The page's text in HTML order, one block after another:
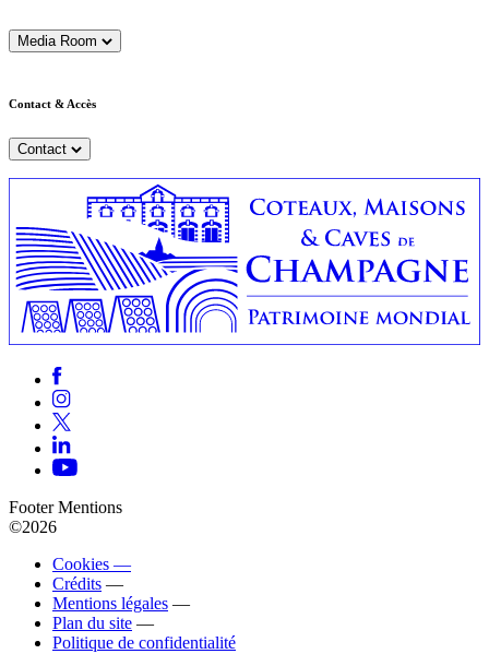
Media Room
Contact & Accès
Contact
Footer Mentions
©2026
Cookies —
Crédits —
Mentions légales —
Plan du site —
Politique de confidentialité